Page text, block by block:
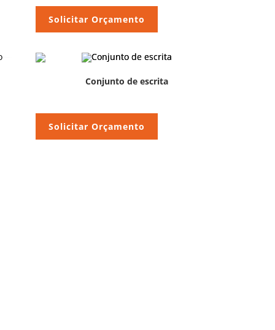
Solicitar Orçamento
Conjunto de escrita
Solicitar Orçamento